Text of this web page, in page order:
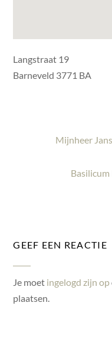
Langstraat 19
Barneveld 3771 BA
Mijnheer
GEEF EEN REACTIE
Je moet ingelogd zijn op
plaatsen.